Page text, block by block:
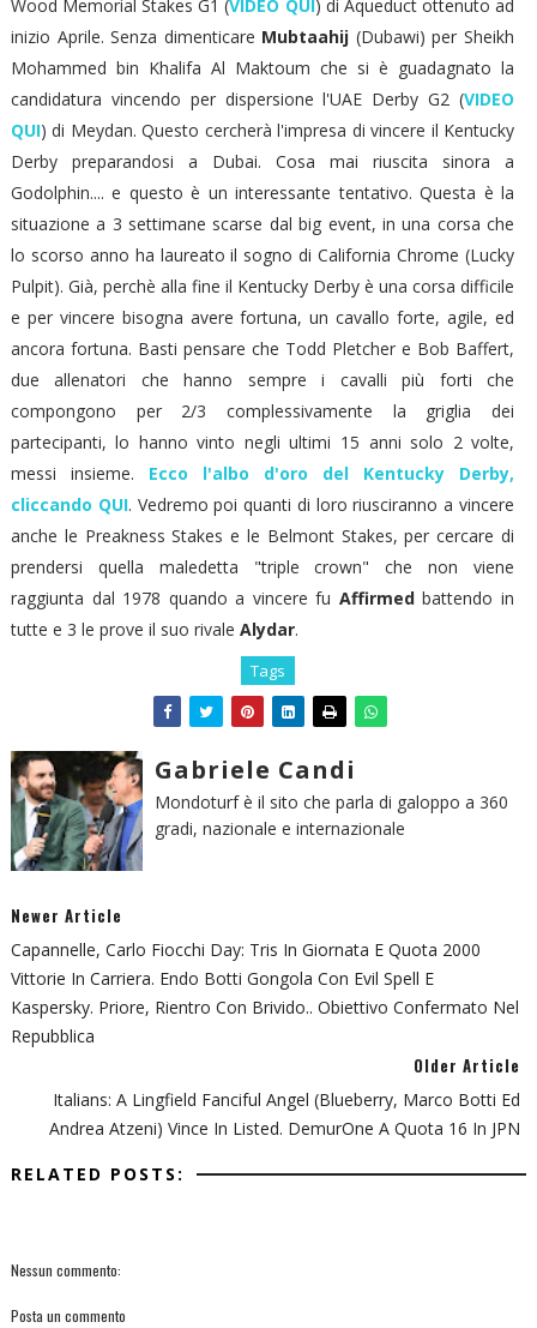
Wood Memorial Stakes G1 (VIDEO QUI ) di Aqueduct ottenuto ad
inizio Aprile. Senza dimenticare Mubtaahij (Dubawi) per Sheikh
Mohammed bin Khalifa Al Maktoum che si è guadagnato la
candidatura vincendo per dispersione l'UAE Derby G2 (VIDEO
QUI) di Meydan. Questo cercherà l'impresa di vincere il Kentucky
Derby preparandosi a Dubai. Cosa mai riuscita sinora a
Godolphin.... e questo è un interessante tentativo. Questa è la
situazione a 3 settimane scarse dal big event, in una corsa che
lo scorso anno ha laureato il sogno di California Chrome (Lucky
Pulpit). Già, perchè alla fine il Kentucky Derby è una corsa difficile
e per vincere bisogna avere fortuna, un cavallo forte, agile, ed
ancora fortuna. Basti pensare che Todd Pletcher e Bob Baffert,
due allenatori che hanno sempre i cavalli più forti che
compongono per 2/3 complessivamente la griglia dei
partecipanti, lo hanno vinto negli ultimi 15 anni solo 2 volte,
messi insieme. Ecco l'albo d'oro del Kentucky Derby,
cliccando QUI. Vedremo poi quanti di loro riusciranno a vincere
anche le Preakness Stakes e le Belmont Stakes, per cercare di
prendersi quella maledetta "triple crown" che non viene
raggiunta dal 1978 quando a vincere fu Affirmedbattendo in
tutte e 3 le prove il suo rivale Alydar.
Tags
Gabriele Candi
Mondoturf è il sito che parla di galoppo a 360
gradi, nazionale e internazionale
Newer Article
Capannelle, Carlo Fiocchi Day: Tris In Giornata E Quota 2000
Vittorie In Carriera. Endo Botti Gongola Con Evil Spell E
Kaspersky. Priore, Rientro Con Brivido.. Obiettivo Confermato Nel
Repubblica
Older Article
Italians: A Lingfield Fanciful Angel (Blueberry, Marco Botti Ed
Andrea Atzeni) Vince In Listed. DemurOne A Quota 16 In JPN
RELATED POSTS:
Nessun commento:
Posta un commento